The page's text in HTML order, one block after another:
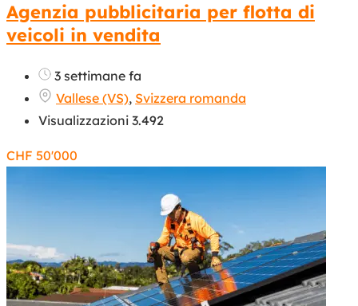
Agenzia pubblicitaria per flotta di
veicoli in vendita
3 settimane fa
Vallese (VS), Svizzera romanda
Visualizzazioni 3.492
CHF 50'000